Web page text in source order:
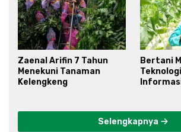
Zaenal Arifin 7 Tahun
Menekuni Tanaman
Kelengkeng
Bertani
Selengkapnya